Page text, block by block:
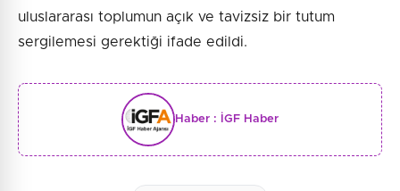
uluslararası toplumun açık ve tavizsiz bir tutum
sergilemesi gerektiği ifade edildi.
Haber : İGF Haber